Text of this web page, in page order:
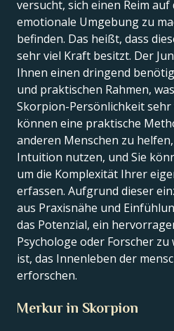
versucht, sich einen Reim auf
emotionale Umgebung zu
befinden. Das heißt, dass
sehr viel Kraft besitzt. Der
Ihnen einen dringend
und praktischen Rahmen,
Skorpion-Persönlichkeit sehr
können eine praktische
anderen Menschen zu
Intuition nutzen, und Sie
um die Komplexität Ihrer
erfassen. Aufgrund dieser
aus Praxisnähe und
das Potenzial, ein
Psychologe oder Forscher zu
ist, das Innenleben der
erforschen.
Merkur in Skorpion